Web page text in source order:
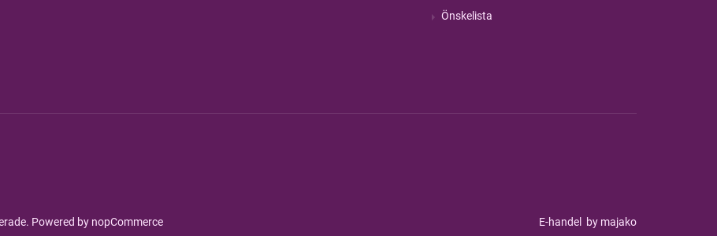
Önskelista
Powered by nopCommerce E-handel by majako